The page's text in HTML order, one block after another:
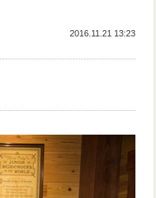
2016.11.21 13:23